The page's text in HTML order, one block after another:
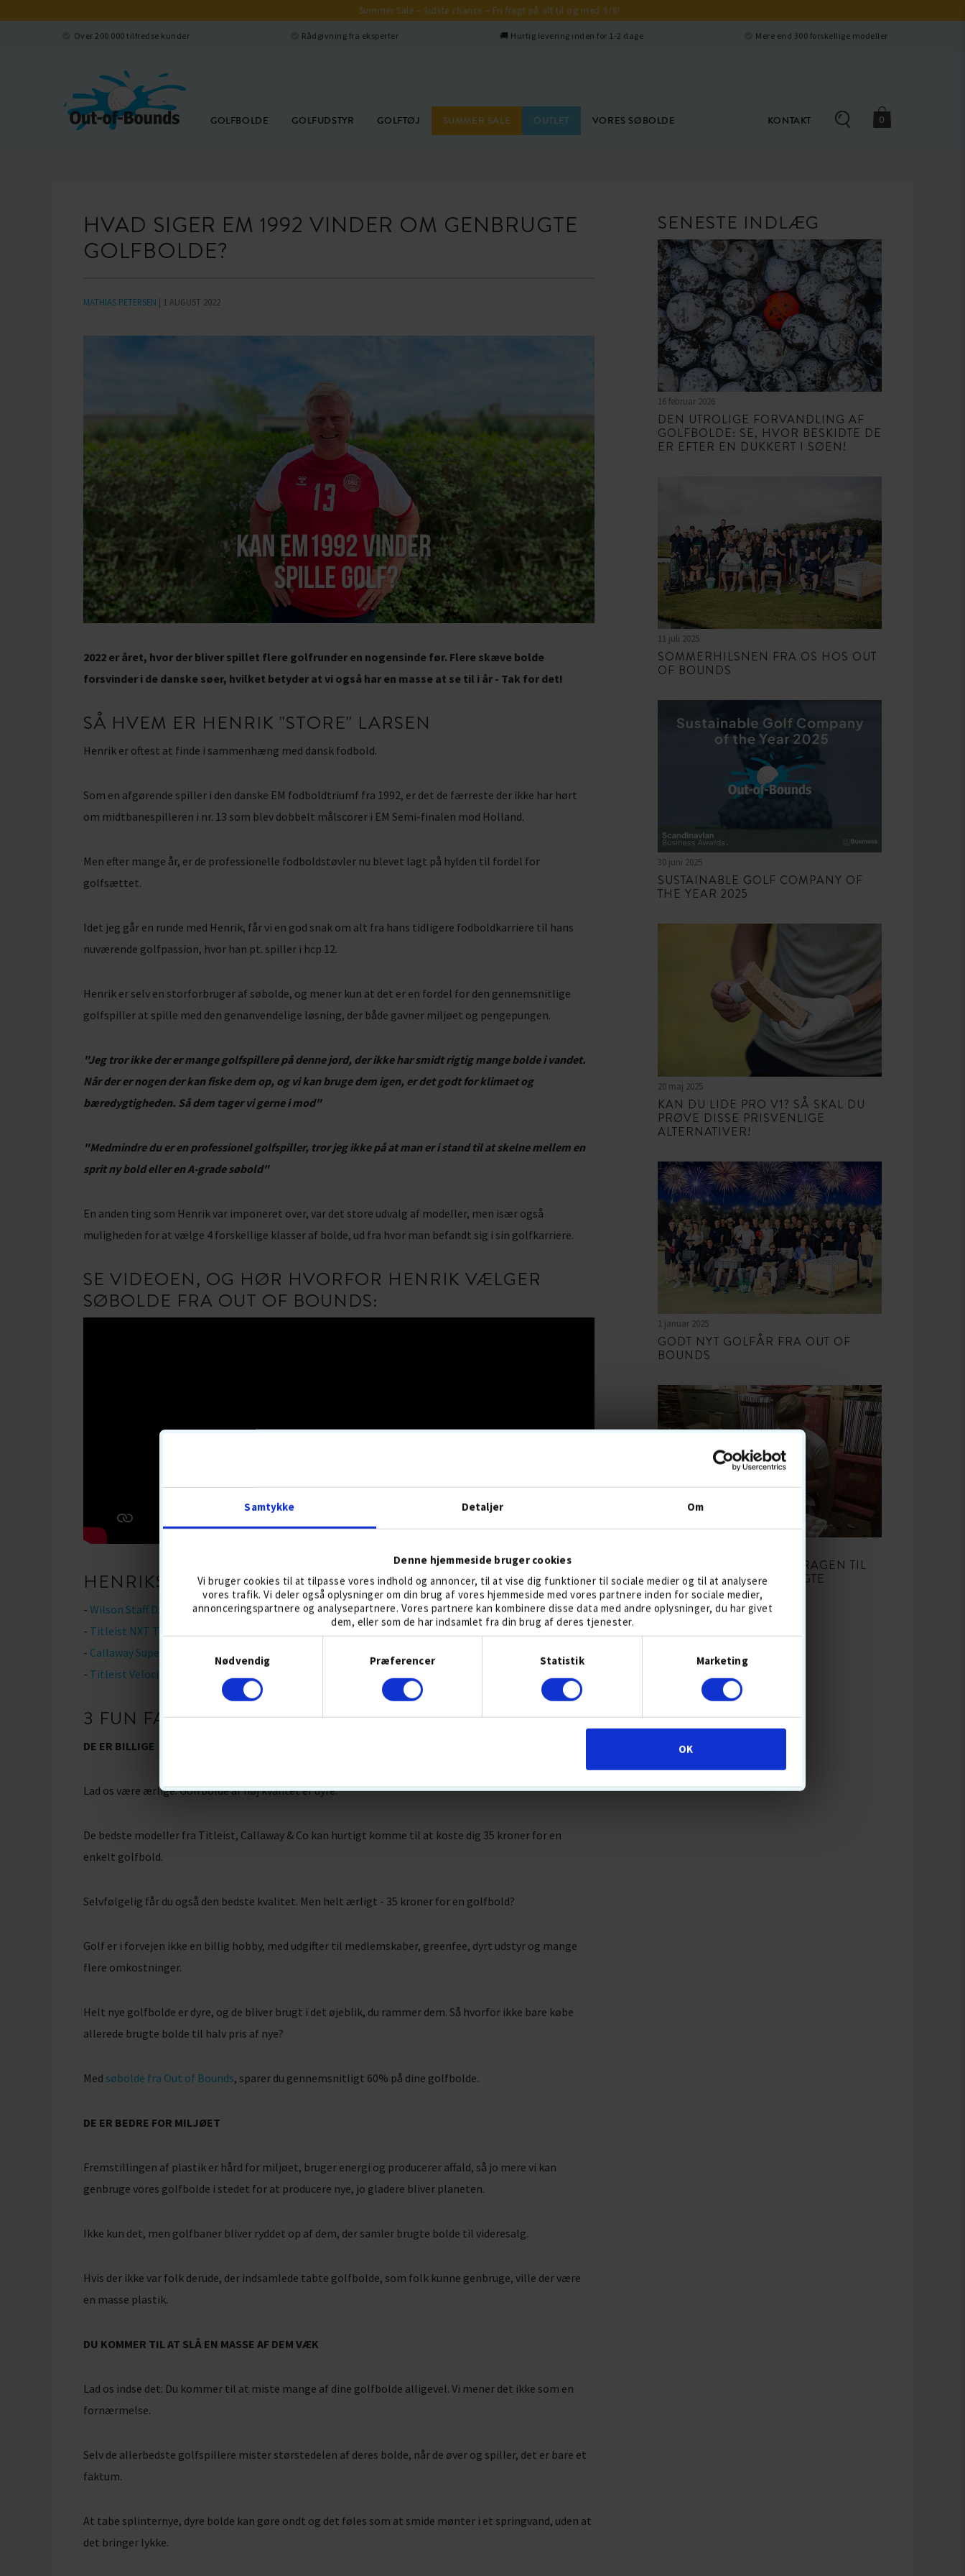
Samtykke Detaljer Om
Denne hjemmeside bruger cookies
Vi bruger cookies til at tilpasse vores indhold og annoncer, til at vise dig funktioner til sociale medier og til at analysere
vores trafik. Vi deler også oplysninger om din brug af vores hjemmeside med vores partnere inden for sociale medier,
annonceringspartnere og analysepartnere. Vores partnere kan kombinere disse data med andre oplysninger, du har givet
dem, eller som de har indsamlet fra din brug af deres tjenester.
Nødvendig
Præferencer Statistik Marketing
OK
Summer Sale – Sidste chance – Fri fragt på alt til og med 9/8!
Over 200 000 tilfredse kunder Rådgivning fra eksperter 🚚 Hurtig levering inden for 1-2 dage Mere end 300 forskellige modeller
GOLFBOLDE GOLFUDSTYR GOLFTØJ SUMMER SALE OUTLET VORES SØBOLDE KONTAKT 0
HVAD SIGER EM 1992 VINDER OM GENBRUGTE
GOLFBOLDE?
MATHIAS PETERSEN | 1 AUGUST 2022
2022 er året, hvor der bliver spillet flere golfrunder en nogensinde før. Flere skæve bolde
forsvinder i de danske søer, hvilket betyder at vi også har en masse at se til i år - Tak for det!
SÅ HVEM ER HENRIK "STORE" LARSEN
Henrik er oftest at finde i sammenhæng med dansk fodbold.
Som en afgørende spiller i den danske EM fodboldtriumf fra 1992, er det de færreste der ikke har hørt
om midtbanespilleren i nr. 13 som blev dobbelt målscorer i EM Semi-finalen mod Holland.
Men efter mange år, er de professionelle fodboldstøvler nu blevet lagt på hylden til fordel for
golfsættet.
Idet jeg går en runde med Henrik, får vi en god snak om alt fra hans tidligere fodboldkarriere til hans
nuværende golfpassion, hvor han pt. spiller i hcp 12.
Henrik er selv en storforbruger af søbolde, og mener kun at det er en fordel for den gennemsnitlige
golfspiller at spille med den genanvendelige løsning, der både gavner miljøet og pengepungen.
"Jeg tror ikke der er mange golfspillere på denne jord, der ikke har smidt rigtig mange bolde i vandet.
Når der er nogen der kan fiske dem op, og vi kan bruge dem igen, er det godt for klimaet og
bæredygtigheden. Så dem tager vi gerne i mod"
"Medmindre du er en professionel golfspiller, tror jeg ikke på at man er i stand til at skelne mellem en
sprit ny bold eller en A-grade søbold"
En anden ting som Henrik var imponeret over, var det store udvalg af modeller, men især også
muligheden for at vælge 4 forskellige klasser af bolde, ud fra hvor man befandt sig i sin golfkarriere.
SE VIDEOEN, OG HØR HVORFOR HENRIK VÆLGER
SØBOLDE FRA OUT OF BOUNDS:
HENRIKS 4 FAVORITTER:
- Wilson Staff Dx2 Soft
- Titleist NXT Tour
- Callaway Supersoft
- Titleist Velocity
3 FUN FACTS OM SØBOLDE:
DE ER BILLIGE
Lad os være ærlige. Golfbolde af høj kvalitet er dyre.
De bedste modeller fra Titleist, Callaway & Co kan hurtigt komme til at koste dig 35 kroner for en
enkelt golfbold.
Selvfølgelig får du også den bedste kvalitet. Men helt ærligt - 35 kroner for en golfbold?
Golf er i forvejen ikke en billig hobby, med udgifter til medlemskaber, greenfee, dyrt udstyr og mange
flere omkostninger.
Helt nye golfbolde er dyre, og de bliver brugt i det øjeblik, du rammer dem. Så hvorfor ikke bare købe
allerede brugte bolde til halv pris af nye?
Med søbolde fra Out of Bounds, sparer du gennemsnitligt 60% på dine golfbolde.
DE ER BEDRE FOR MILJØET
Fremstillingen af plastik er hård for miljøet, bruger energi og producerer affald, så jo mere vi kan
genbruge vores golfbolde i stedet for at producere nye, jo gladere bliver planeten.
Ikke kun det, men golfbaner bliver ryddet op af dem, der samler brugte bolde til videresalg.
Hvis der ikke var folk derude, der indsamlede tabte golfbolde, som folk kunne genbruge, ville der være
en masse plastik.
DU KOMMER TIL AT SLÅ EN MASSE AF DEM VÆK
Lad os indse det: Du kommer til at miste mange af dine golfbolde alligevel. Vi mener det ikke som en
fornærmelse.
Selv de allerbedste golfspillere mister størstedelen af deres bolde, når de øver og spiller, det er bare et
faktum.
At tabe splinternye, dyre bolde kan gøre ondt og det føles som at smide mønter i et springvand, uden at
det bringer lykke.
SENESTE INDLÆG
16 februar 2026
DEN UTROLIGE FORVANDLING AF
GOLFBOLDE: SE, HVOR BESKIDTE DE
ER EFTER EN DUKKERT I SØEN!
11 juli 2025
SOMMERHILSNEN FRA OS HOS OUT
OF BOUNDS
30 juni 2025
SUSTAINABLE GOLF COMPANY OF
THE YEAR 2025
20 maj 2025
KAN DU LIDE PRO V1? SÅ SKAL DU
PRØVE DISSE PRISVENLIGE
ALTERNATIVER!
1 januar 2025
GODT NYT GOLFÅR FRA OUT OF
BOUNDS
FRA ÆGGEBAKKER I GARAGEN TIL
MILLIONER AF GENBRUGTE
GOLFBOLDE
SE MERE